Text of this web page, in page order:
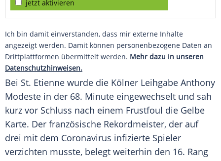
jetzt aktivieren
Ich bin damit einverstanden, dass mir externe Inhalte
angezeigt werden. Damit können personenbezogene Daten an
Drittplattformen übermittelt werden. Mehr dazu in unseren
Datenschutzhinweisen.
Bei St. Etienne wurde die Kölner Leihgabe Anthony
Modeste in der 68. Minute eingewechselt und sah
kurz vor Schluss nach einem Frustfoul die Gelbe
Karte. Der französische Rekordmeister, der auf
drei mit dem Coronavirus infizierte Spieler
verzichten musste, belegt weiterhin den 16. Rang